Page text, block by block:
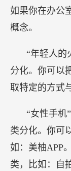
如果你在办公
概念。
“年轻人的
分化。你可以
取特定的方式
“女性手机
类分化。你可
如：美柚APP
类，比如：自